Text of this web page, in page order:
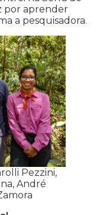
por aprender
a pesquisadora.
Pezzini,
André